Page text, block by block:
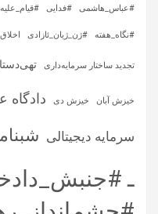
#عباس_هاشمی #فدایی
#نگاه_هفته #ژن_ژیان_ئازادی اخلاق
تجدید ساختار سرمایه‌داری
خیزش آبان خیزش دی دادگاه
سرمایه‌ دیجیتالی
ـ